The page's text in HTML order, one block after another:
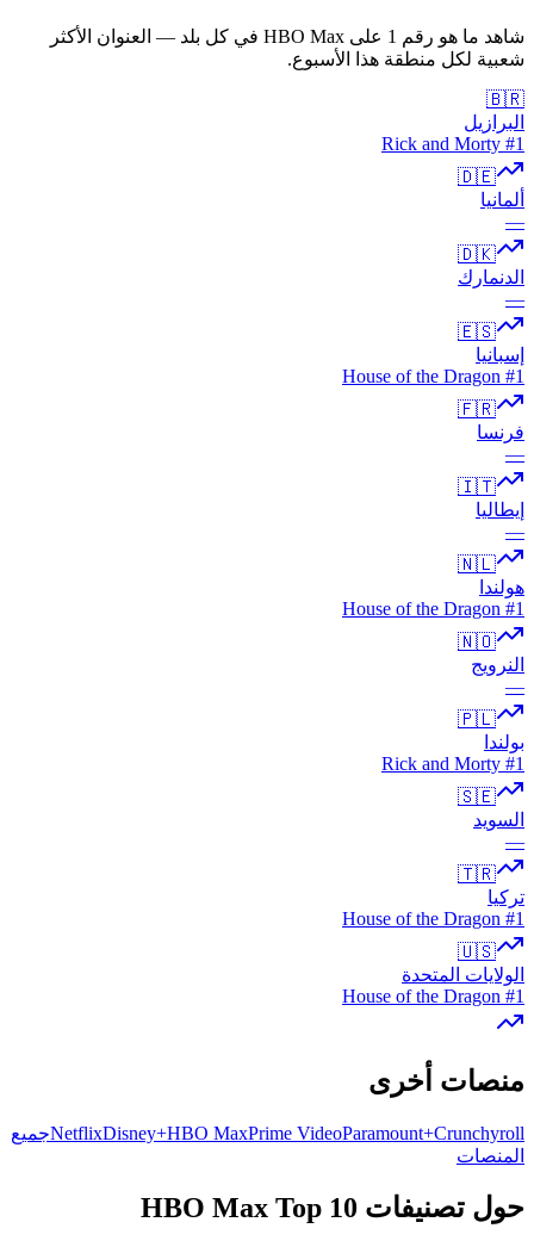
شاهد ما هو رقم 1 على HBO Max في كل بلد — العنوان الأكثر
شعبية لكل منطقة هذا الأسبوع.
🇧🇷
البرازيل
#1
Rick and Morty
🇩🇪
ألمانيا
—
🇩🇰
الدنمارك
—
🇪🇸
إسبانيا
#1
House of the Dragon
🇫🇷
فرنسا
—
🇮🇹
إيطاليا
—
🇳🇱
هولندا
#1
House of the Dragon
🇳🇴
النرويج
—
🇵🇱
بولندا
#1
Rick and Morty
🇸🇪
السويد
—
🇹🇷
تركيا
#1
House of the Dragon
🇺🇸
الولايات المتحدة
#1
House of the Dragon
منصات أخرى
NetflixDisney+HBO MaxPrime VideoParamount+Crunchyroll
جميع
المنصات
حول تصنيفات HBO Max Top 10